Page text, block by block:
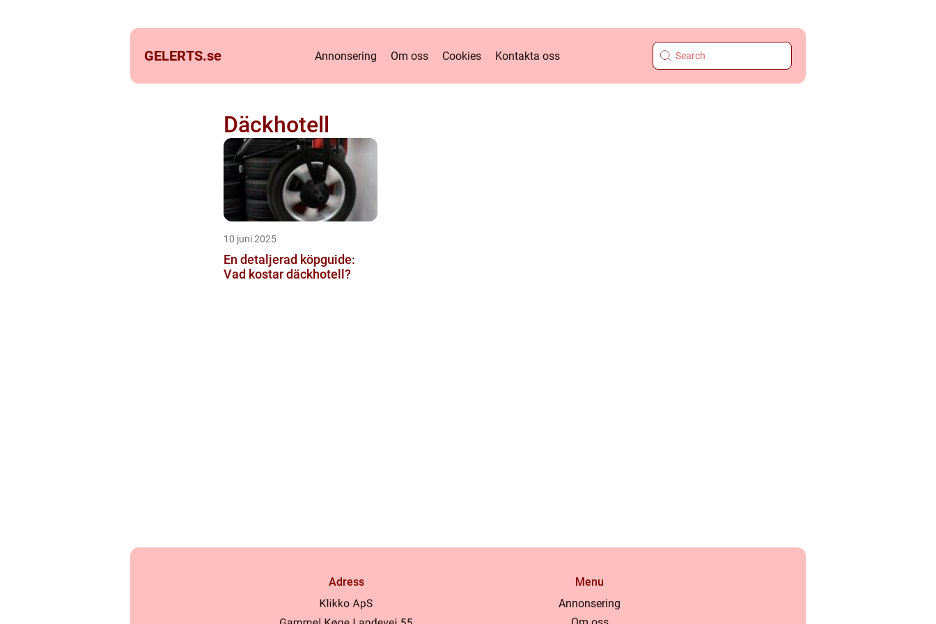
GELERTS.se Annonsering Om oss Cookies Kontakta oss
Däckhotell
10 juni 2025
En detaljerad köpguide:
Vad kostar däckhotell?
Adress
Menu
Annonsering